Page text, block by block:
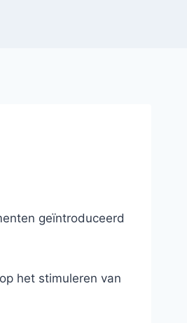
geïntroduceerd
het stimuleren van